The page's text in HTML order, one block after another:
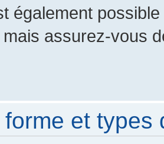
également
assurez-vous
forme et types